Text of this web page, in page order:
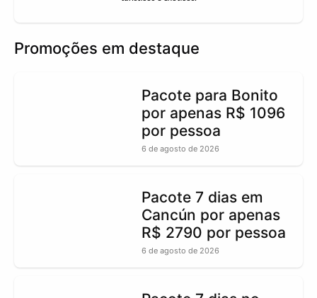
Promoções em destaque
Pacote para Bonito
por apenas R$ 1096
por pessoa
6 de agosto de 2026
Pacote 7 dias em
Cancún por apenas
R$ 2790 por pessoa
6 de agosto de 2026